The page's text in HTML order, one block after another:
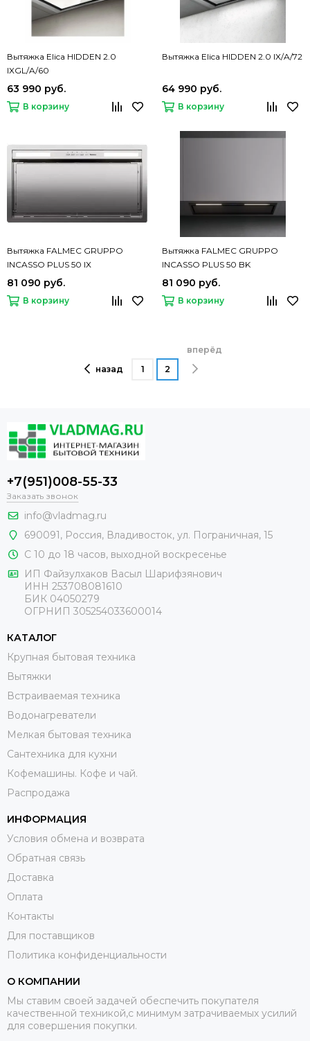
Вытяжка Elica HIDDEN 2.0
IXGL/A/60
63 990 руб.
В корзину
Вытяжка Elica HIDDEN 2.0 IX/A/72
64 990 руб.
В корзину
Вытяжка FALMEC GRUPPO
INCASSO PLUS 50 IX
81 090 руб.
В корзину
Вытяжка FALMEC GRUPPO
INCASSO PLUS 50 BK
81 090 руб.
В корзину
назад 1 2
вперёд
+7(951)008-55-33
Заказать звонок
info@vladmag.ru
690091, Россия, Владивосток, ул. Пограничная, 15
С 10 до 18 часов, выходной воскресенье
ИП Файзулхаков Васыл Шарифзянович
ИНН 253708081610
БИК 04050279
ОГРНИП 305254033600014
КАТАЛОГ
Крупная бытовая техника
Вытяжки
Встраиваемая техника
Водонагреватели
Мелкая бытовая техника
Сантехника для кухни
Кофемашины. Кофе и чай.
Распродажа
ИНФОРМАЦИЯ
Условия обмена и возврата
Обратная связь
Доставка
Оплата
Контакты
Для поставщиков
Политика конфиденциальности
О КОМПАНИИ
Мы ставим своей задачей обеспечить покупателя
качественной техникой,с минимум затрачиваемых усилий
для совершения покупки.